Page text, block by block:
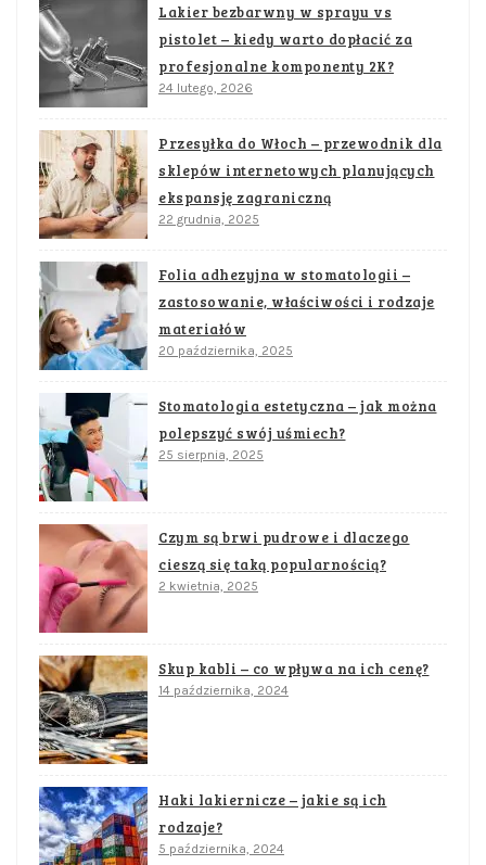
Lakier bezbarwny w sprayu vs
pistolet – kiedy warto dopłacić za
profesjonalne komponenty 2K?
24 lutego, 2026
Przesyłka do Włoch – przewodnik dla
sklepów internetowych planujących
ekspansję zagraniczną
22 grudnia, 2025
Folia adhezyjna w stomatologii –
zastosowanie, właściwości i rodzaje
materiałów
20 października, 2025
Stomatologia estetyczna – jak można
polepszyć swój uśmiech?
25 sierpnia, 2025
Czym są brwi pudrowe i dlaczego
cieszą się taką popularnością?
2 kwietnia, 2025
Skup kabli – co wpływa na ich cenę?
14 października, 2024
Haki lakiernicze – jakie są ich
rodzaje?
5 października, 2024